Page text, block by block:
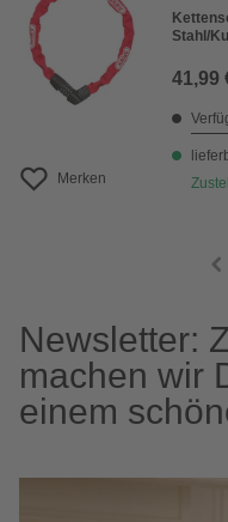
Merken
Stahl/
41,99
Newsletter:
machen wir
einem